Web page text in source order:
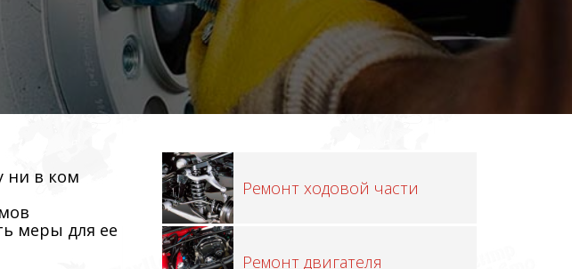
ни в ком
меры для ее
Ремонт ходовой части
Ремонт двигателя